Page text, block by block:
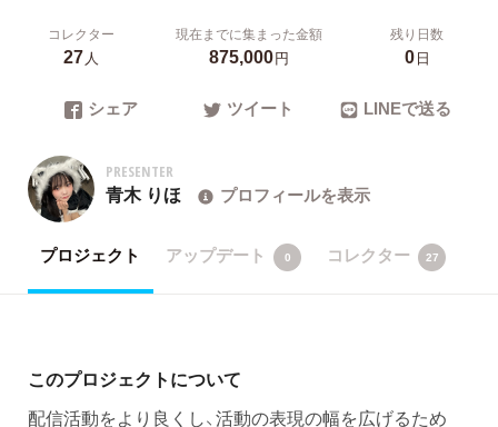
コレクター
27人
現在までに集まった金額
875,000円
残り日数
0日
シェア ツイート LINEで送る
PRESENTER
青木 りほ プロフィールを表示
プロジェクト アップデート 0 コレクター 27
このプロジェクトについて
配信活動をより良くし、活動の表現の幅を広げるため